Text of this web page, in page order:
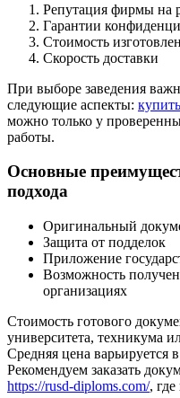
Репутация фирмы на
Гарантии
Стоимость
Скорость доставки
При выборе заведения
следующие аспекты:
можно только у
работы.
Основные
подхода
Оригинальный
Защита от подделок
Приложение
Возможность
организациях
Стоимость готового
университета, техникума
Средняя цена варьируется
Рекомендуем заказать
https://rusd-diploms.com/,